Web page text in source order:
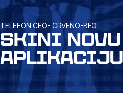
TELEFON CEO- CRVENO-BEO
SKINI NOVU
APLIKACIJU